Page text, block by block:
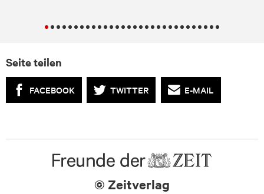
Seite teilen
FACEBOOK TWITTER E-MAIL
© Zeitverlag